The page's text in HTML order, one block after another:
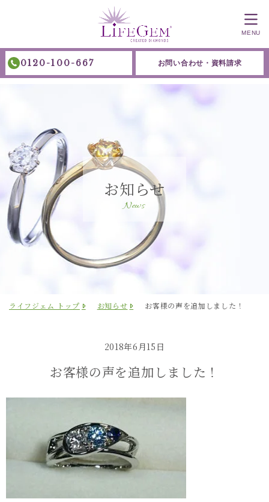
0120-100-667 お問い合わせ・資料請求
MENU
お知らせ
News
ライフジェム トップ お知らせ お客様の声を追加しました！
2018年6月15日
お客様の声を追加しました！